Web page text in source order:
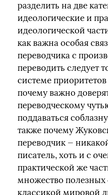
разделить на две
идеологические и
идеологической
как важна особая
переводчика с
переводить следует
системе
почему важно
переводческому
поддаваться
также почему
переводчик —
писатель, хоть и с
практической же
множество полезных
классикой мировой